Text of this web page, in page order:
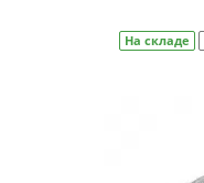
На складе